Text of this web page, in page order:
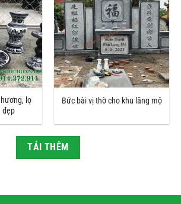
lọ
đẹp
Bức bài vị thờ cho khu lăng mộ
TẢI THÊM